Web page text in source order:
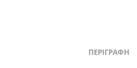
ΠΕΡΙΓΡΑΦΉ